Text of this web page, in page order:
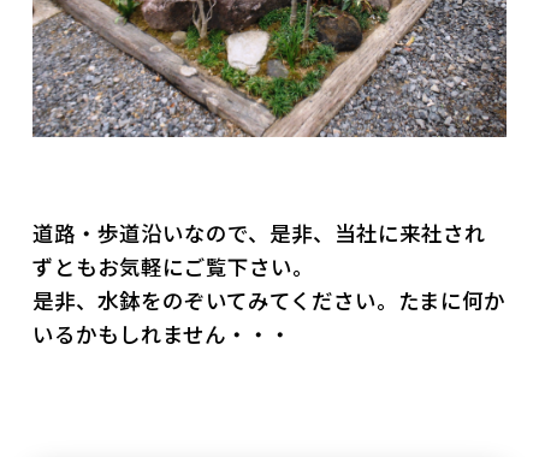
道路・歩道沿いなので、是非、当社に来社され
ずともお気軽にご覧下さい。
是非、水鉢をのぞいてみてください。たまに何か
いるかもしれません・・・